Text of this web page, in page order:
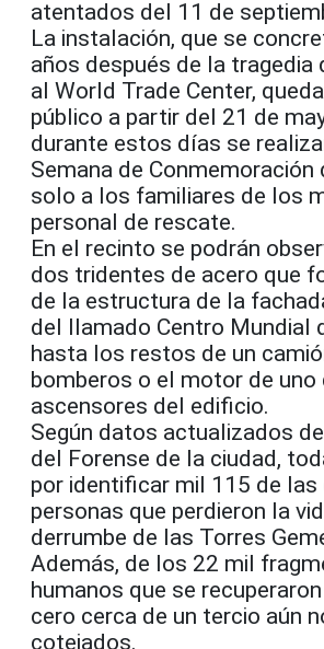
atentados del 11 de
La instalación, que se
años después de la tragedia
al World Trade Center,
público a partir del 21 de
durante estos días se
Semana de Conmemoración
solo a los familiares de los
personal de rescate.
En el recinto se podrán
dos tridentes de acero que
de la estructura de la
del llamado Centro Mundial
hasta los restos de un
bomberos o el motor de uno
ascensores del edificio.
Según datos actualizados
del Forense de la ciudad,
por identificar mil 115 de las
personas que perdieron la
derrumbe de las Torres
Además, de los 22 mil
humanos que se
cero cerca de un tercio aún
cotejados.